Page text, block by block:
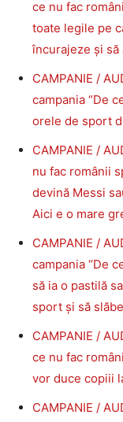
ce nu fac
toate legile pe
încurajeze și să
CAMPANIE /
campania “De
orele de sport
CAMPANIE /
nu fac românii
devină Messi
Aici e o mare
CAMPANIE /
campania “De
să ia o pastilă
sport și să
CAMPANIE /
ce nu fac
vor duce copiii
CAMPANIE /